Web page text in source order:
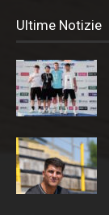
Ultime Notizie